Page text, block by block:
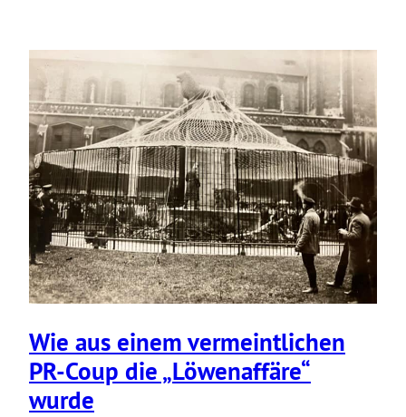
Wie aus einem vermeint­li­chen
PR-Coup die „Löwen­af­färe“
wurde